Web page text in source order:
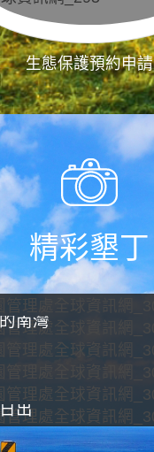
生態保護預約申請
精彩墾丁
南灣
出